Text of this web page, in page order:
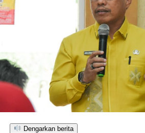
Dengarkan berita